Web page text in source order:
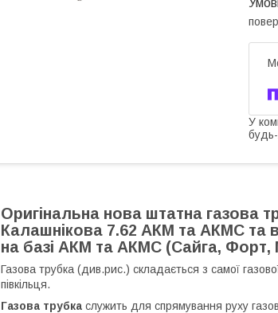
У
Оригінальна нова штатна газова
Калашнікова 7.62 АКМ та АКМС та
на базі АКМ та АКМС (Сайга,
Газова трубка (див.рис.) складається з самої
півкільця.
Газова трубка служить для спрямування руху